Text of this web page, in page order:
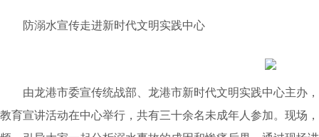
防溺水宣传走进新时代文明实践中心
由龙港市委宣传统战部、龙港市新时代文明实践中心主办
教育宣讲活动在中心举行，共有三十余名未成年人参加。现场